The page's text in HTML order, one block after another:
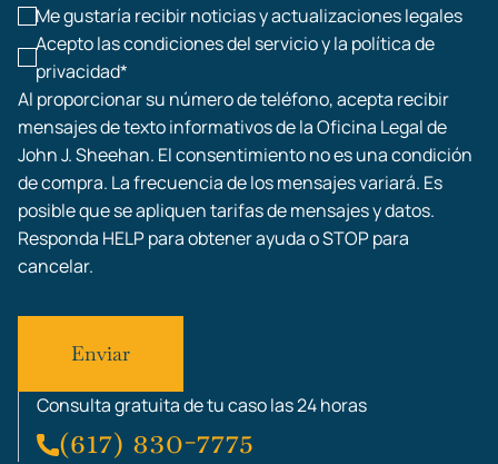
Me gustaría recibir noticias y actualizaciones legales
Acepto las condiciones del servicio y la política de
privacidad*
Al proporcionar su número de teléfono, acepta recibir
mensajes de texto informativos de la Oficina Legal de
John J. Sheehan. El consentimiento no es una condición
de compra. La frecuencia de los mensajes variará. Es
posible que se apliquen tarifas de mensajes y datos.
Responda HELP para obtener ayuda o STOP para
cancelar.
Consulta gratuita de tu caso las 24 horas
(617) 830-7775